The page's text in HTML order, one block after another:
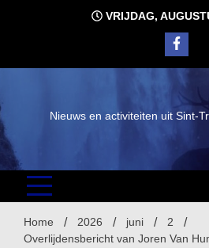
VRIJDAG,
Nieuws en activiteiten uit Sint-
Home 2026 juni
2
Overlijdensbericht van Joren Van